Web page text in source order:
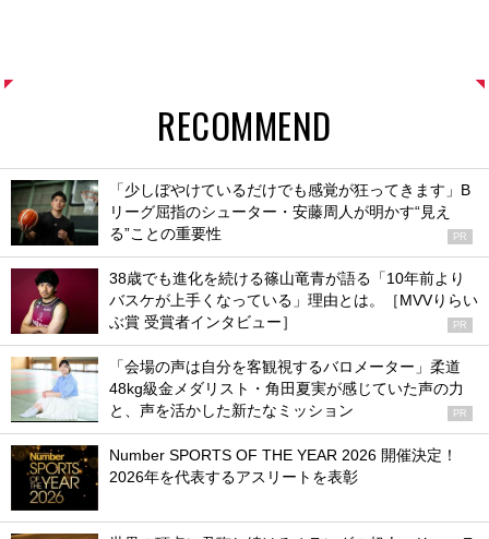
RECOMMEND
「少しぼやけているだけでも感覚が狂ってきます」B
リーグ屈指のシューター・安藤周人が明かす“見え
る”ことの重要性
PR
38歳でも進化を続ける篠山竜青が語る「10年前より
バスケが上手くなっている」理由とは。［MVVりらい
ぶ賞 受賞者インタビュー］
PR
「会場の声は自分を客観視するバロメーター」柔道
48kg級金メダリスト・角田夏実が感じていた声の力
と、声を活かした新たなミッション
PR
Number SPORTS OF THE YEAR 2026 開催決定！
2026年を代表するアスリートを表彰